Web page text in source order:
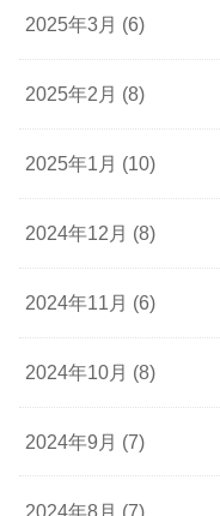
2025年3月 (6)
2025年2月 (8)
2025年1月 (10)
2024年12月 (8)
2024年11月 (6)
2024年10月 (8)
2024年9月 (7)
2024年8月 (7)